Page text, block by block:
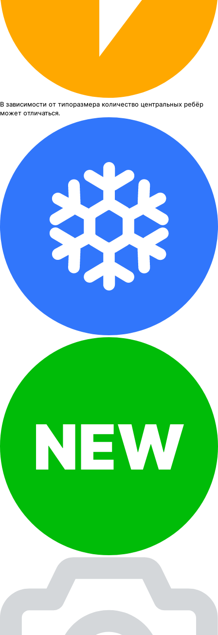
В зависимости от типоразмера количество центральных ребёр
может отличаться.